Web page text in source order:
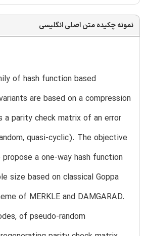
نمونه چکیده متن اصلی انگلیسی
of hash function based
are based on a compression
a parity check matrix of an error
quasi-cyclic). The objective
a one-way hash function
size based on classical Goppa
of MERKLE and DAMGARAD.
of pseudo-random